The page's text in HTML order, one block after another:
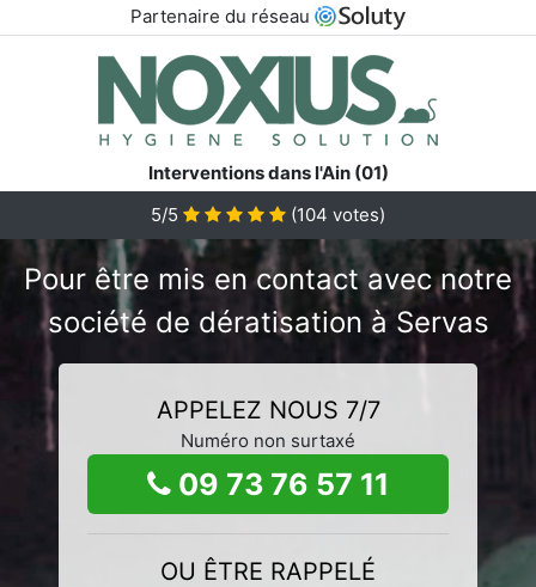
Partenaire du réseau
Interventions dans l'Ain (01)
5/5
(104 votes)
Pour être mis en contact avec notre
société de dératisation à Servas
APPELEZ NOUS 7/7
Numéro non surtaxé
09 73 76 57 11
OU ÊTRE RAPPELÉ